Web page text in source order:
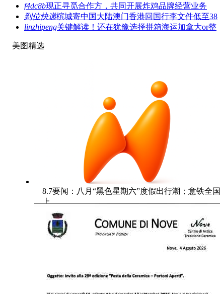
f4dc8b现正寻觅合作方，共同开展炸鸡品牌经营业务
到位快递槟城寄中国大陆澳门香港回国行李文件低至38
linzhipeng关键解读！还在犹豫选择拼箱海运加拿大or整
美图精选
8.7要闻：八月“黑色星期六”度假出行潮；意铁全国
上